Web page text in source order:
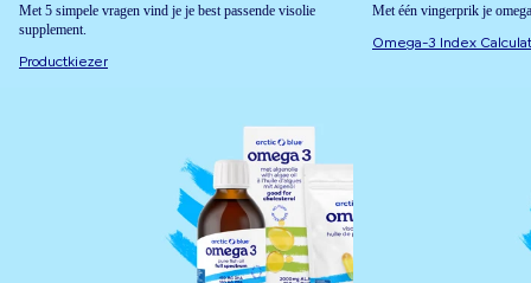
Met 5 simpele vragen vind je je best passende visolie
supplement.
Productkiezer
Met één vingerprik je
Omega-3 Index